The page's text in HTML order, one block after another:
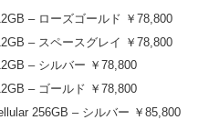
– ローズゴールド ￥78,800
– スペースグレイ ￥78,800
– シルバー ￥78,800
– ゴールド ￥78,800
256GB – シルバー ￥85,800